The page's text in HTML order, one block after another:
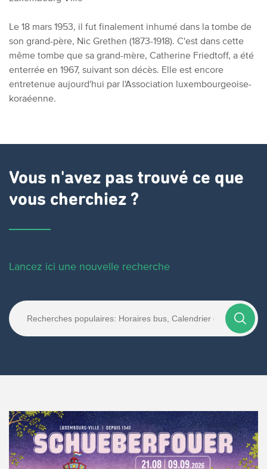
Le 18 mars 1953, il fut finalement inhumé dans la tombe de
son grand-père, Nic Grethen (1873-1918). C'est dans cette
même tombe que sa grand-mère, Catherine Friedtoff, a été
enterrée en 1967, suivant son décès. Elle est encore
entretenue aujourd'hui par l'Association luxembourgeoise-
koraéenne.
Vous n'avez pas trouvé ce que
vous cherchiez ?
Lancez ici une nouvelle recherche